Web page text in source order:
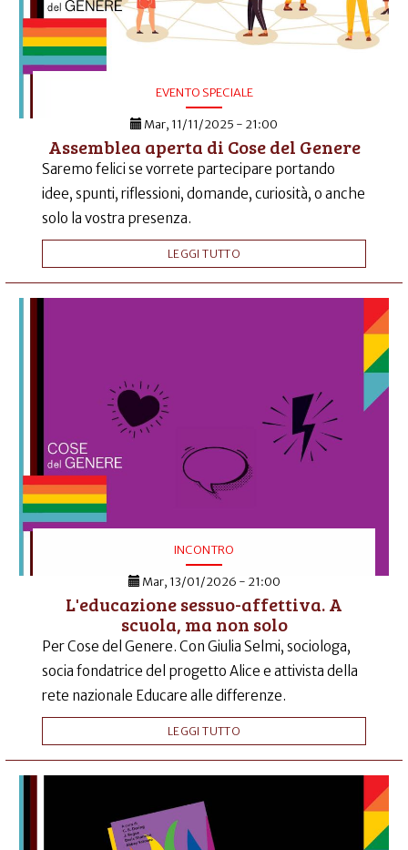
EVENTO SPECIALE
Mar, 11/11/2025 - 21:00
Assemblea aperta di Cose del Genere
Saremo felici se vorrete partecipare portando
idee, spunti, riflessioni, domande, curiosità, o anche
solo la vostra presenza.
LEGGI TUTTO
INCONTRO
Mar, 13/01/2026 - 21:00
L'educazione sessuo-affettiva. A
scuola, ma non solo
Per Cose del Genere. Con Giulia Selmi, sociologa,
socia fondatrice del progetto Alice e attivista della
rete nazionale Educare alle differenze.
LEGGI TUTTO